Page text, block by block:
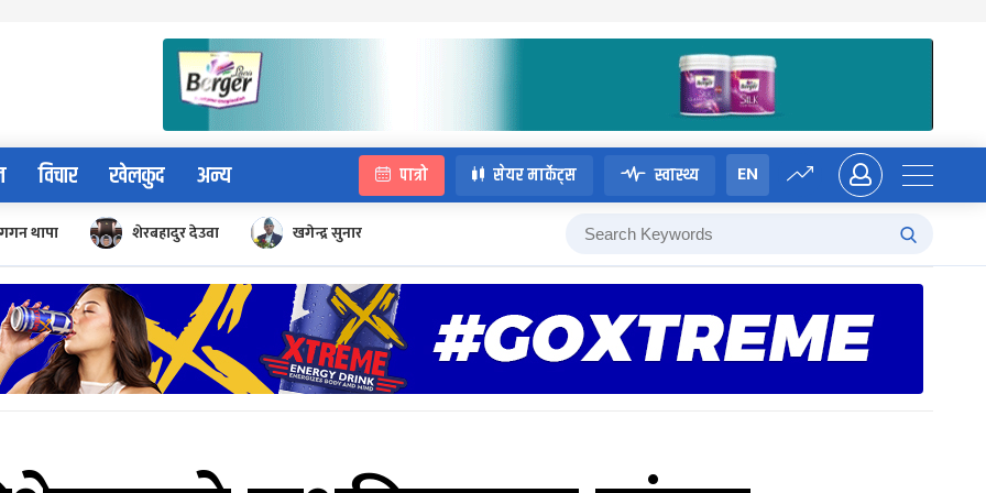
विचार खेलकुद अन्य पात्रो सेयर मार्केट्स स्वास्थ्य EN
गगन थापा शेरबहादुर देउवा खगेन्द्र सुनार